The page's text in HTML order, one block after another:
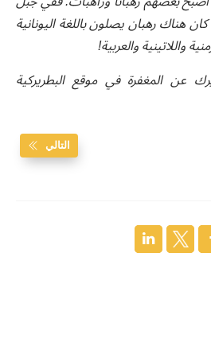
هناك رهبان يصلون باللغة اليونانية
واللاتينية والعربية!
عن المغفرة في موقع البطريركية
التالي